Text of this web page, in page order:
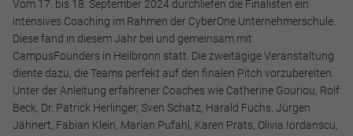
Vom 17. bis 18. September 2024 durchliefen die Finalisten ein
intensives Coaching im Rahmen der CyberOne Unternehmerschule.
Diese fand in diesem Jahr bei und gemeinsam mit
CampusFounders in Heilbronn statt. Die zweitägige Veranstaltung
diente dazu, die Teams perfekt auf den finalen Pitch vorzubereiten.
Unter der Anleitung erfahrener Coaches wie Catherine Gouriou, Rolf
Beck, Dr. Patrick Herlinger, Sven Schatz, Harald Fuchs, Jürgen
Jähnert, Fabian Klein, Marian Pufahl, Karen Prats, Olivia Iordanscu,